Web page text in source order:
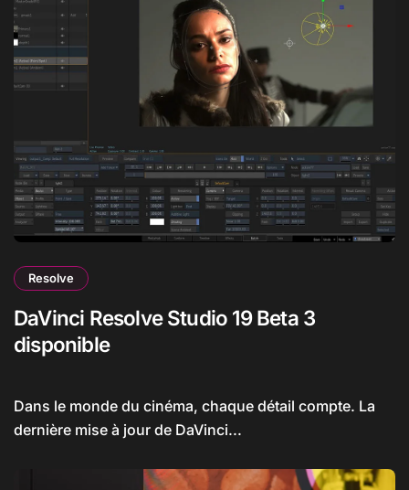
Resolve
DaVinci Resolve Studio 19 Beta 3
disponible
Dans le monde du cinéma, chaque détail compte. La
dernière mise à jour de DaVinci...